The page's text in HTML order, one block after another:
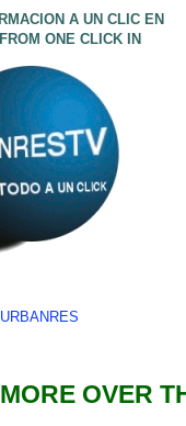
A UN CLIC EN
ONE CLICK IN
OVER